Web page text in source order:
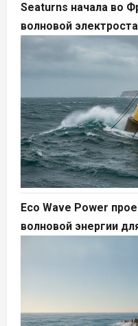
Seaturns начала во
волновой
Eco Wave Power
волновой энергии